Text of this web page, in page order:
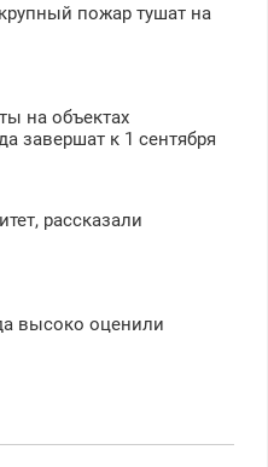
пожар тушат на
на объектах
завершат к 1 сентября
рассказали
высоко оценили